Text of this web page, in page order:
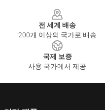
전 세계 배송
200개 이상의 국가로 배송
국제 보증
사용 국가에서 제공